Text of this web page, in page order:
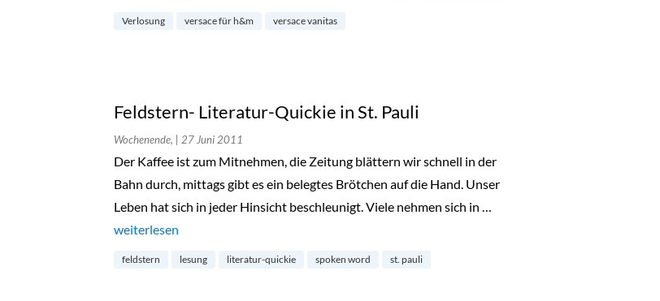
Verlosung versace für h&m versace vanitas
Feldstern- Literatur-Quickie in St. Pauli
Wochenende, | 27 Juni 2011
Der Kaffee ist zum Mitnehmen, die Zeitung blättern wir schnell in der
Bahn durch, mittags gibt es ein belegtes Brötchen auf die Hand. Unser
Leben hat sich in jeder Hinsicht beschleunigt. Viele nehmen sich in …
„Feldstern- Literatur-Quickie in St. Pauli“
weiterlesen
feldstern lesung literatur-quickie spoken word st. pauli